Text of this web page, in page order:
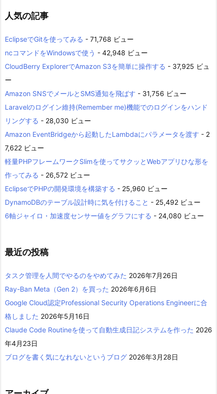
人気の記事
EclipseでGitを使ってみる - 71,768 ビュー
ncコマンドをWindowsで使う - 42,948 ビュー
CloudBerry ExplorerでAmazon S3を簡単に操作する - 37,925 ビュ
ー
Amazon SNSでメールとSMS通知を飛ばす - 31,756 ビュー
Laravelのログイン維持(Remember me)機能でのログインをハンド
リングする - 28,030 ビュー
Amazon EventBridgeから起動したLambdaにパラメータを渡す - 2
7,622 ビュー
軽量PHPフレームワークSlimを使ってサクッとWebアプリひな形を
作ってみる - 26,572 ビュー
EclipseでPHPの開発環境を構築する - 25,960 ビュー
DynamoDBのテーブル設計時に気を付けること - 25,492 ビュー
6軸ジャイロ・加速度センサー値をグラフにする - 24,080 ビュー
最近の投稿
タスク管理を人間でやるのをやめてみた 2026年7月26日
Ray-Ban Meta（Gen 2）を買った 2026年6月6日
Google Cloud認定Professional Security Operations Engineerに合
格しました 2026年5月16日
Claude Code Routineを使って自動生成日記システムを作った 2026
年4月23日
ブログを書く気になれないというブログ 2026年3月28日